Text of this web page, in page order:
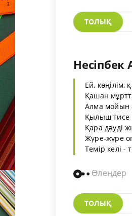
ТОЛЫҚ
Несіпбек
Ей, көңілім,
Қашан
Алма мойын
Қылыш тисе
Қара дәуді
Жүре-жүре
Темір келі -
Өлеңдер
ТОЛЫҚ